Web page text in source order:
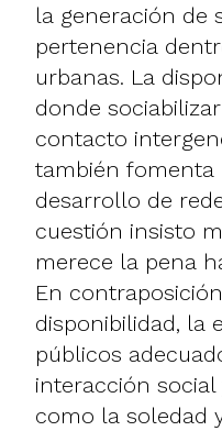
la generación de
pertenencia
urbanas. La
donde
contacto
también fomenta
desarrollo de
cuestión insisto
merece la pena
En
disponibilidad, la
públicos
interacción
como la soledad